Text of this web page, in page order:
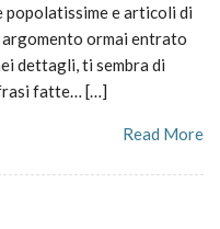
popolatissime e articoli di
argomento ormai entrato
dettagli, ti sembra di
fatte… […]
Read More